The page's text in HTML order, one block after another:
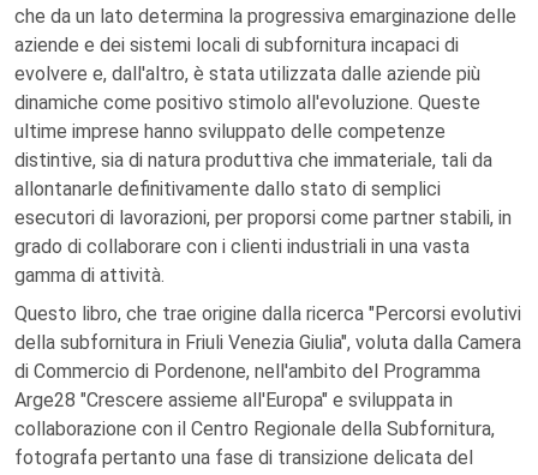
che da un lato determina la progressiva emarginazione delle
aziende e dei sistemi locali di subfornitura incapaci di
evolvere e, dall'altro, è stata utilizzata dalle aziende più
dinamiche come positivo stimolo all'evoluzione. Queste
ultime imprese hanno sviluppato delle competenze
distintive, sia di natura produttiva che immateriale, tali da
allontanarle definitivamente dallo stato di semplici
esecutori di lavorazioni, per proporsi come partner stabili, in
grado di collaborare con i clienti industriali in una vasta
gamma di attività.
Questo libro, che trae origine dalla ricerca "Percorsi evolutivi
della subfornitura in Friuli Venezia Giulia", voluta dalla Camera
di Commercio di Pordenone, nell'ambito del Programma
Arge28 "Crescere assieme all'Europa" e sviluppata in
collaborazione con il Centro Regionale della Subfornitura,
fotografa pertanto una fase di transizione delicata del